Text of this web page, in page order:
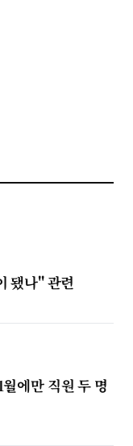
됐나" 관련
에만 직원 두 명